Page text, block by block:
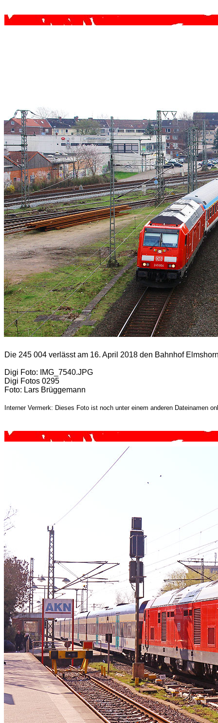
Die 245 004 verlässt am 16. April 2018 den Bahnhof
Digi Foto: IMG_7540.JPG
Digi Fotos 0295
Foto: Lars Brüggemann
Interner Vermerk: Dieses Foto ist noch unter einem anderen Dateinamen